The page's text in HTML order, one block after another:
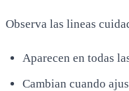
Observa las lineas
Aparecen en todas
Cambian cuando